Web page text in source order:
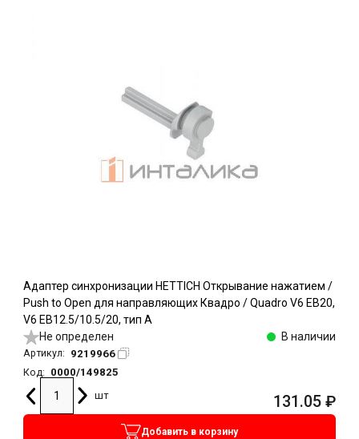
Адаптер синхронизации HETTICH Открывание нажатием /
Push to Open для направляющих Квадро / Quadro V6 EB20,
V6 EB12.5/10.5/20, тип A
Не определен
В наличии
Артикул: 9219966
Код:
0000/149825
шт
131.05 ₽
Добавить в корзину